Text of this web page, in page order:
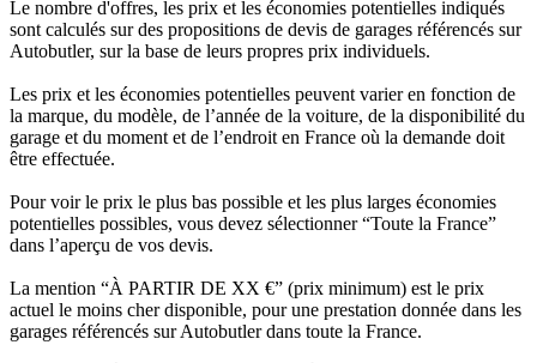
Le nombre d'offres, les prix et les économies potentielles indiqués
sont calculés sur des propositions de devis de garages référencés sur
Autobutler, sur la base de leurs propres prix individuels.
Les prix et les économies potentielles peuvent varier en fonction de
la marque, du modèle, de l’année de la voiture, de la disponibilité du
garage et du moment et de l’endroit en France où la demande doit
être effectuée.
Pour voir le prix le plus bas possible et les plus larges économies
potentielles possibles, vous devez sélectionner “Toute la France”
dans l’aperçu de vos devis.
La mention “À PARTIR DE XX €” (prix minimum) est le prix
actuel le moins cher disponible, pour une prestation donnée dans les
garages référencés sur Autobutler dans toute la France.